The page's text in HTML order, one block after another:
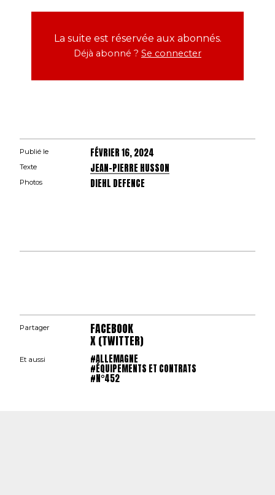
La suite est réservée aux abonnés.
Déjà abonné ? Se connecter
Publié le FÉVRIER 16, 2024
Texte JEAN-PIERRE HUSSON
Photos DIEHL DEFENCE
Partager FACEBOOK
X (TWITTER)
Et aussi #ALLEMAGNE
#ÉQUIPEMENTS ET CONTRATS
#N°452